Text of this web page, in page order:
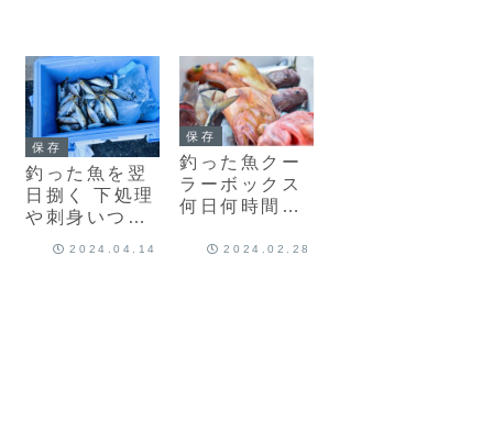
保存
釣った魚を翌
日捌く 下処理
や刺身いつま
2024.04.14
保存
釣った魚クー
ラーボックス
何日何時間も
刺身 なしの場
2024.02.28